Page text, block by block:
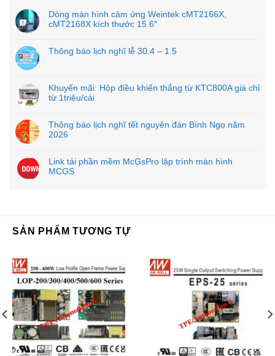
Dòng màn hình cảm ứng Weintek cMT2166X,
cMT2168X kích thước 15.6″
Thông báo lịch nghĩ lễ 30.4 – 1.5
Khuyến mãi: Hộp điều khiển thắng từ KTC800A giá chỉ
từ 1triệu/cái
Thông báo lịch nghĩ tết nguyên đán Bính Ngọ năm
2026
Link tải phần mềm McGsPro lập trình màn hình
MCGS
SẢN PHẨM TƯƠNG TỰ